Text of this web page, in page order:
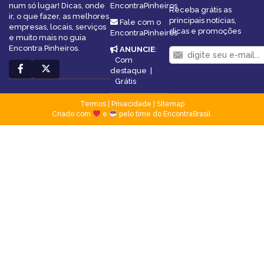
num só lugar! Dicas, onde
ir, o que fazer, as melhores
empresas, locais, serviços
e muito mais no guia
Encontra Pinheiros.
EncontraPinheiros
Fale com o
EncontraPinheiros
ANUNCIE:
Com
destaque
Grátis
Receba grátis as
principais notícias,
dicas e promoções
Termos| Privacidade
Sitemap
Criado com
e pelo time do EncontraBrasil